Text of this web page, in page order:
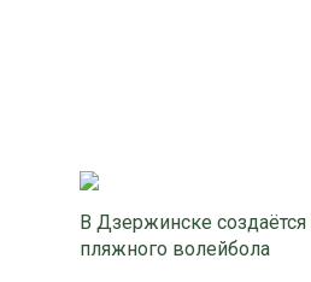
В Дзержинске создаётся
пляжного волейбола